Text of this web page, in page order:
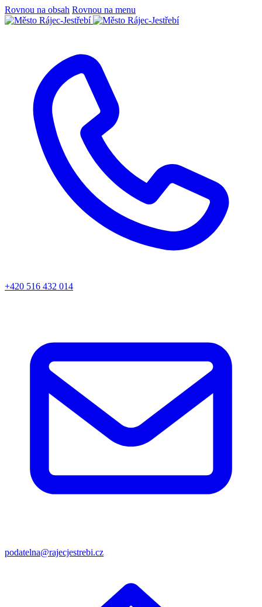
Rovnou na obsah Rovnou na menu
+420 516 432 014
podatelna@rajecjestrebi.cz